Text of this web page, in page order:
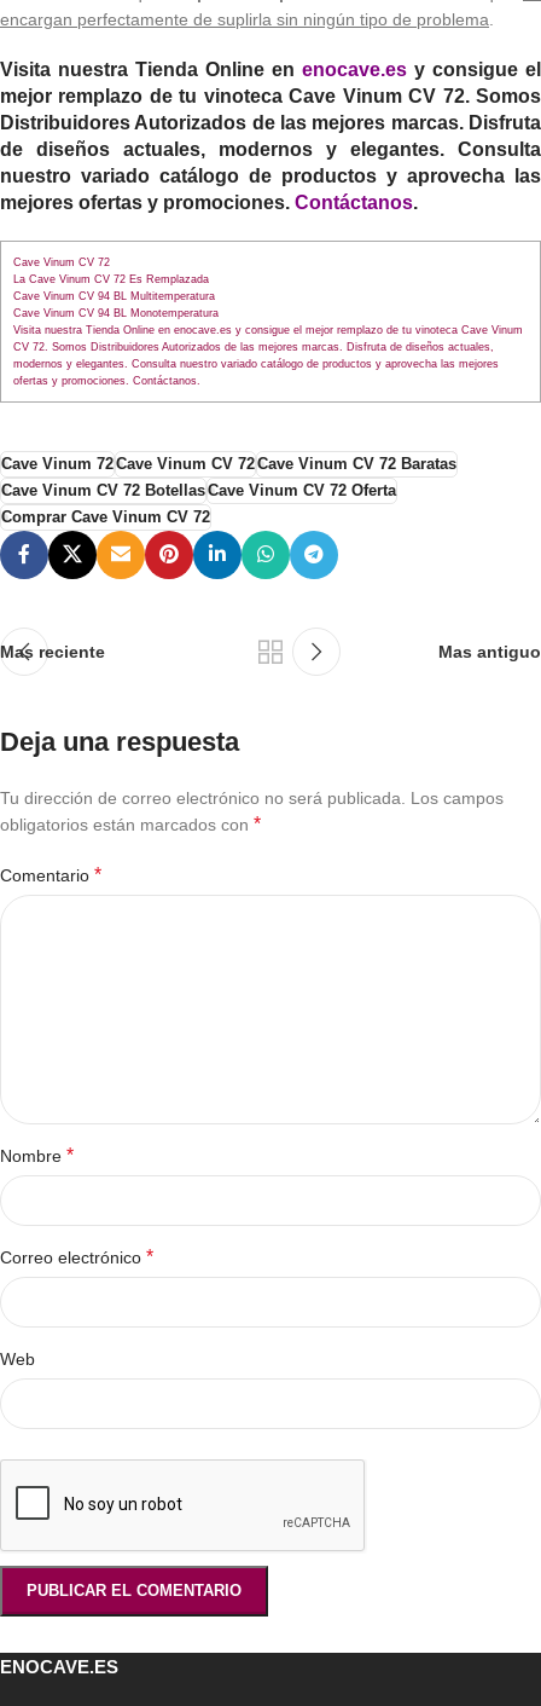
encargan perfectamente de suplirla sin ningún tipo de problema.
Visita nuestra Tienda Online en enocave.es y consigue el
mejor remplazo de tu vinotecaCave Vinum CV 72.Somos
Distribuidores Autorizados de las mejores marcas. Disfruta
de diseños actuales, modernos y elegantes. Consulta
nuestro variado catálogo de productos y aprovecha las
mejores ofertas y promociones. Contáctanos.
Cave Vinum CV 72
La Cave Vinum CV 72 Es Remplazada
Cave Vinum CV 94 BL Multitemperatura
Cave Vinum CV 94 BL Monotemperatura
Visita nuestra Tienda Online en enocave.es y consigue el mejor remplazo de tu vinoteca Cave Vinum
CV 72. Somos Distribuidores Autorizados de las mejores marcas. Disfruta de diseños actuales,
modernos y elegantes. Consulta nuestro variado catálogo de productos y aprovecha las mejores
ofertas y promociones. Contáctanos.
Cave Vinum 72Cave Vinum CV 72Cave Vinum CV 72 Baratas
Cave Vinum CV 72 BotellasCave Vinum CV 72 Oferta
Comprar Cave Vinum CV 72
Mas reciente Mas antiguo
Deja una respuesta
Tu dirección de correo electrónico no será publicada. Los campos
obligatorios están marcados con *
Comentario *
Nombre *
Correo electrónico *
Web
ENOCAVE.ES